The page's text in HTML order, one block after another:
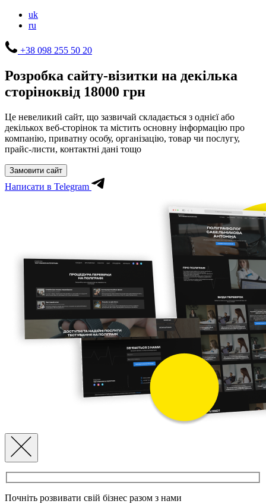
uk
ru
+38 098 255 50 20
Розробка сайту-візитки на декілька
сторіноквід 18000 грн
Це невеликий сайт, що зазвичай складається з однієї або
декількох веб-сторінок та містить основну інформацію про
компанію, приватну особу, організацію, товар чи послугу,
прайс-листи, контактні дані тощо
Замовити сайт
Написати в Telegram
Почніть розвивати свій бізнес разом з нами